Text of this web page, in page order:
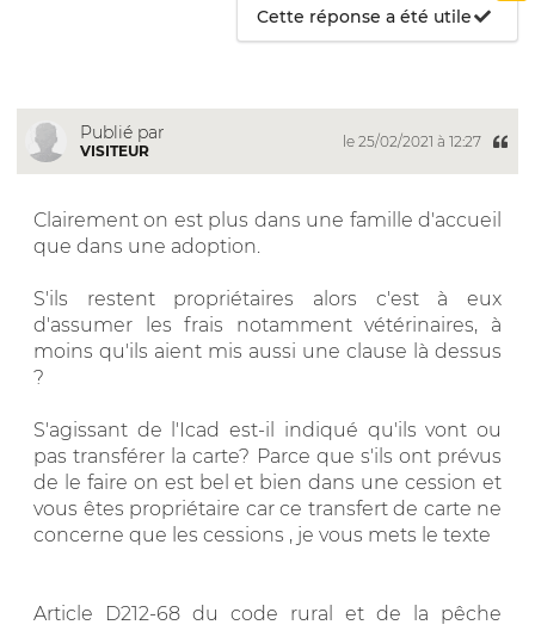
Cette réponse a été utile
Publié par
VISITEUR
le 25/02/2021 à 12:27
Clairement on est plus dans une famille d'accueil
que dans une adoption.
S'ils restent propriétaires alors c'est à eux
d'assumer les frais notamment vétérinaires, à
moins qu'ils aient mis aussi une clause là dessus
?
S'agissant de l'Icad est-il indiqué qu'ils vont ou
pas transférer la carte? Parce que s'ils ont prévus
de le faire on est bel et bien dans une cession et
vous êtes propriétaire car ce transfert de carte ne
concerne que les cessions , je vous mets le texte
Article D212-68 du code rural et de la pêche